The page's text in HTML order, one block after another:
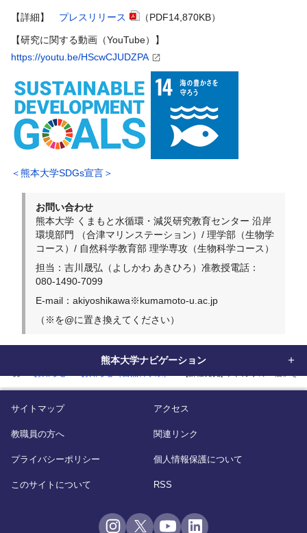
【詳細】 プレスリリース （PDF14,870KB）
【研究に関する動画（YouTube）】
https://youtu.be/HScwCJUDZPA
＜熊本大学SDGs宣言＞
お問い合わせ
熊本大学 くまもと水循環・減災研究教育センター 沿岸
環境部門 （合津マリンステーション）/ 理学部（生物学
コース）/ 自然科学教育部 理学専攻（生物科学コース）
担当：吉川晟弘（よしかわ あきひろ）准教授電話：
080-1490-7099
E-mail：akiyoshikawa※kumamoto-u.ac.jp
（※を@に置き換えてください）
熊本大学ナビゲーション
サイトマップ アクセス
教職員の方へ 関連リンク
プライバシーポリシー 個人情報保護について
このサイトについて RSS